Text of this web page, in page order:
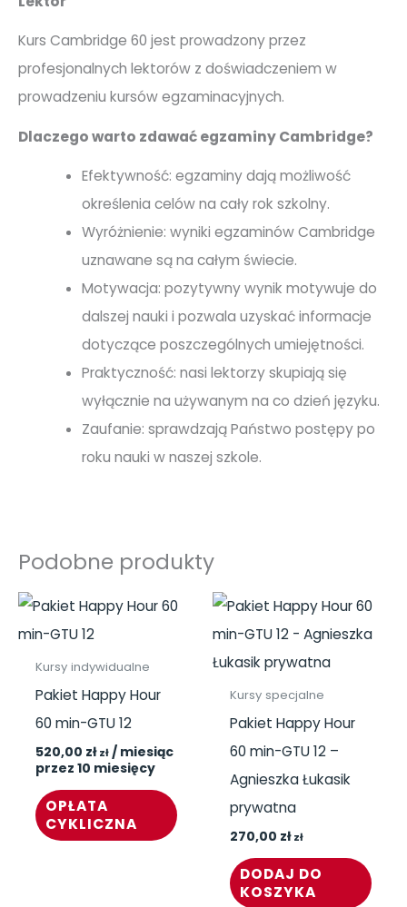
Kurs Cambridge 60 jest prowadzony przez
profesjonalnych lektorów z doświadczeniem w
prowadzeniu kursów egzaminacyjnych.
Dlaczego warto zdawać egzaminy Cambridge?
Efektywność: egzaminy dają możliwość
określenia celów na cały rok szkolny.
Wyróżnienie: wyniki egzaminów Cambridge
uznawane są na całym świecie.
Motywacja: pozytywny wynik motywuje do
dalszej nauki i pozwala uzyskać informacje
dotyczące poszczególnych umiejętności.
Praktyczność: nasi lektorzy skupiają się
wyłącznie na używanym na co dzień języku.
Zaufanie: sprawdzają Państwo postępy po
roku nauki w naszej szkole.
Podobne produkty
Kursy indywidualne
Pakiet Happy Hour
60 min-GTU 12
520,00 zł zł / miesiąc
przez 10 miesięcy
OPŁATA
CYKLICZNA
Kursy specjalne
Pakiet Happy Hour
60 min-GTU 12 –
Agnieszka Łukasik
prywatna
270,00 zł zł
DODAJ DO
KOSZYKA